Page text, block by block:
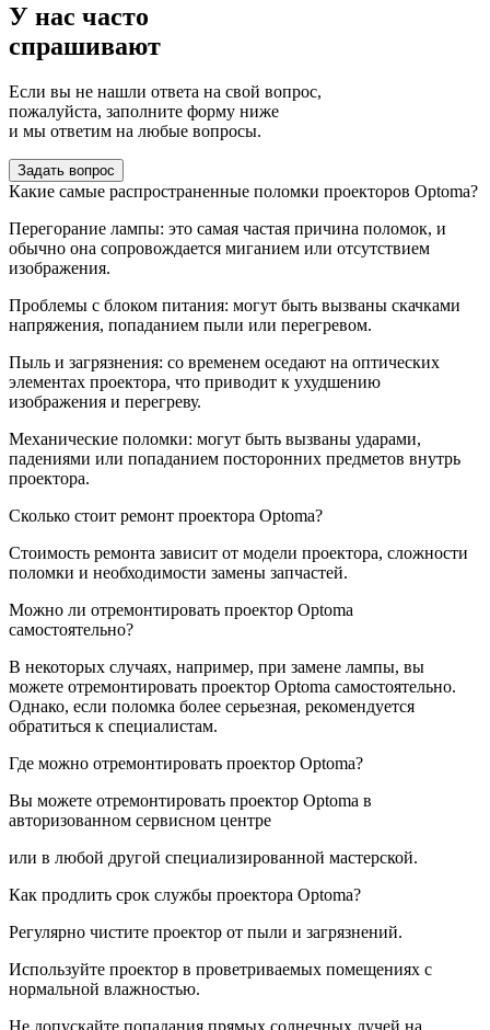
У нас часто
спрашивают
Если вы не нашли ответа на свой вопрос,
пожалуйста, заполните форму ниже
и мы ответим на любые вопросы.
Задать вопрос
Какие самые распространенные поломки проекторов Optoma?
Перегорание лампы: это самая частая причина поломок, и
обычно она сопровождается миганием или отсутствием
изображения.
Проблемы с блоком питания: могут быть вызваны скачками
напряжения, попаданием пыли или перегревом.
Пыль и загрязнения: со временем оседают на оптических
элементах проектора, что приводит к ухудшению
изображения и перегреву.
Механические поломки: могут быть вызваны ударами,
падениями или попаданием посторонних предметов внутрь
проектора.
Сколько стоит ремонт проектора Optoma?
Стоимость ремонта зависит от модели проектора, сложности
поломки и необходимости замены запчастей.
Можно ли отремонтировать проектор Optoma
самостоятельно?
В некоторых случаях, например, при замене лампы, вы
можете отремонтировать проектор Optoma самостоятельно.
Однако, если поломка более серьезная, рекомендуется
обратиться к специалистам.
Где можно отремонтировать проектор Optoma?
Вы можете отремонтировать проектор Optoma в
авторизованном сервисном центре
или в любой другой специализированной мастерской.
Как продлить срок службы проектора Optoma?
Регулярно чистите проектор от пыли и загрязнений.
Используйте проектор в проветриваемых помещениях с
нормальной влажностью.